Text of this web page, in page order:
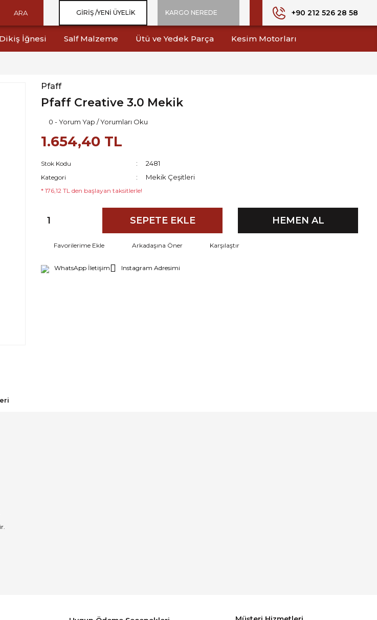
ARA GIRIŞ /YENI ÜYELIK KARGO NEREDE +90 212 526 28 58
Dikiş İğnesi Salf Malzeme Ütü ve Yedek Parça Kesim Motorları
Pfaff
Pfaff Creative 3.0 Mekik
0 - Yorum Yap / Yorumları Oku
1.654,40 TL
Stok Kodu 2481
Kategori Mekik Çeşitleri
* 176,12 TL den başlayan taksitlerle!
SEPETE EKLE HEMEN AL
Arkadaşına Öner Karşılaştır
WhatsApp İletişim Instagram Adresimi